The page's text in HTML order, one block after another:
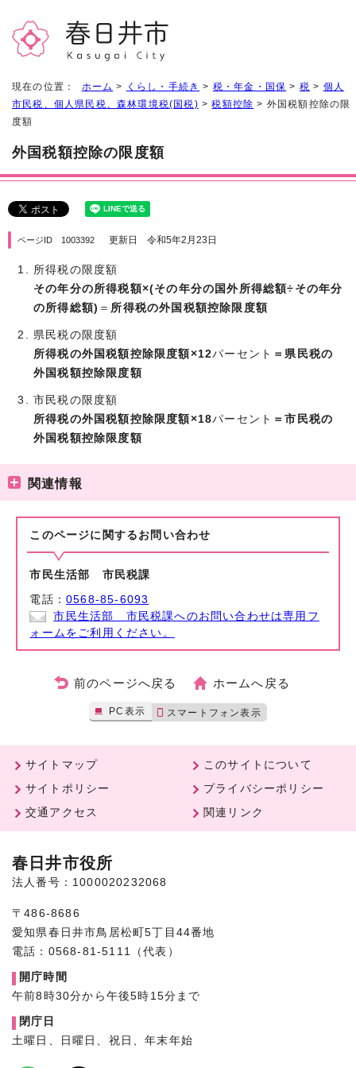
現在の位置： ホーム > くらし・手続き > 税・年金・国保 > 税 > 個人
市民税、個人県民税、森林環境税(国税) >税額控除 > 外国税額控除の限
度額
外国税額控除の限度額
ページID 1003392 更新日 令和5年2月23日
所得税の限度額
その年分の所得税額×(その年分の国外所得総額÷その年分
の所得総額) ＝ 所得税の外国税額控除限度額
県民税の限度額
所得税の外国税額控除限度額×12パーセント ＝県民税の
外国税額控除限度額
市民税の限度額
所得税の外国税額控除限度額×18パーセント ＝市民税の
外国税額控除限度額
関連情報
このページに関する お問い合わせ
市民生活部 市民税課
電話：0568-85-6093
市民生活部 市民税課へのお問い合わせは専用フ
ォームをご利用ください。
前のページへ戻る ホームへ戻る
PC表示 スマートフォン表示
サイトマップ
このサイトについて
サイトポリシー
プライバシーポリシー
交通アクセス
関連リンク
春日井市役所
法人番号：1000020232068
〒486-8686
愛知県春日井市鳥居松町5丁目44番地
電話：0568-81-5111（代表）
開庁時間
午前8時30分から午後5時15分まで
閉庁日
土曜日、日曜日、祝日、年末年始